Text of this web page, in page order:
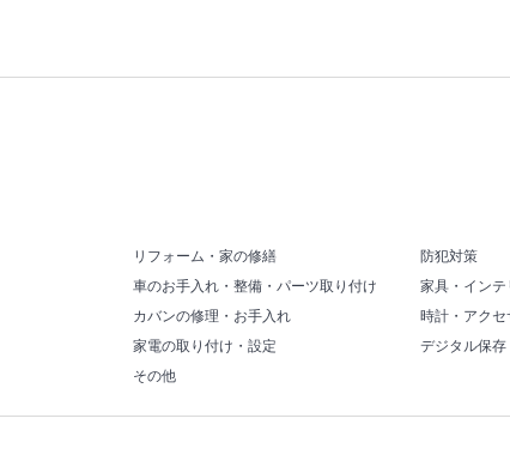
リフォーム・家の修繕
防犯対策
車のお手入れ・整備・パーツ取り付け
家具・イン
カバンの修理・お手入れ
時計・アク
家電の取り付け・設定
デジタル保存
その他